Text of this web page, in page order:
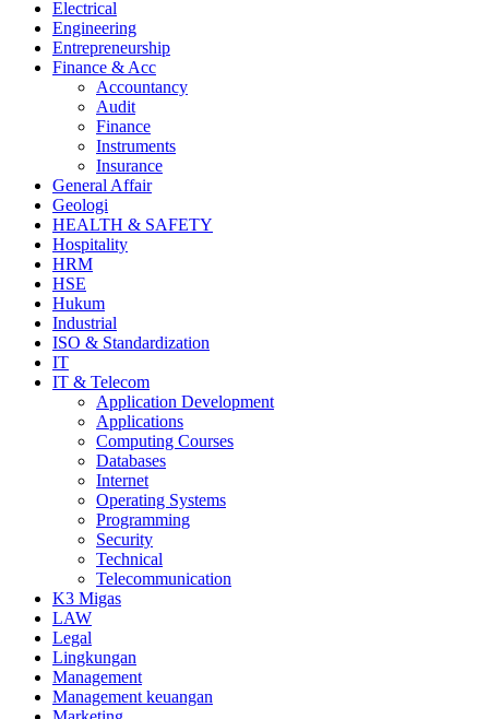
Electrical
Engineering
Entrepreneurship
Finance & Acc
Accountancy
Audit
Finance
Instruments
Insurance
General Affair
Geologi
HEALTH & SAFETY
Hospitality
HRM
HSE
Hukum
Industrial
ISO & Standardization
IT
IT & Telecom
Application Development
Applications
Computing Courses
Databases
Internet
Operating Systems
Programming
Security
Technical
Telecommunication
K3 Migas
LAW
Legal
Lingkungan
Management
Management keuangan